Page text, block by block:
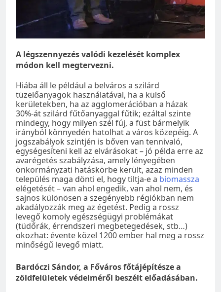
A légszennyezés valódi kezelését komplex
módon kell megtervezni.
Hiába áll le például a belváros a szilárd
tüzelőanyagok használatával, ha a külső
kerületekben, ha az agglomerációban a házak
30%-át szilárd fűtőanyaggal fűtik; ezáltal szinte
mindegy, hogy milyen szél fúj, a füst bármelyik
irányból könnyedén hatolhat a város közepéig. A
jogszabályok szintjén is bőven van tennivaló,
egységesíteni kell az elvárásokat – jó példa erre az
avarégetés szabályzása, amely lényegében
önkormányzati hatáskörbe került, azaz minden
település maga dönti el, hogy tiltja-e a biomassza
elégetését – van ahol engedik, van ahol nem, és
sajnos különösen a szegényebb régiókban nem
akadályozzák meg az égetést. Pedig a rossz
levegő komoly egészségügyi problémákat
(tüdőrák, érrendszeri megbetegedések, stb…)
okozhat: évente közel 1200 ember hal meg a rossz
minőségű levegő miatt.
Bardóczi Sándor, a Főváros főtájépítésze a
zöldfelületek védelméről beszélt előadásában.